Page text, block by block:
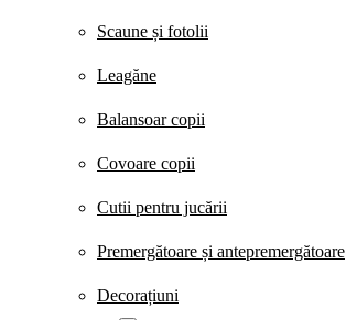
Scaune și fotolii
Leagăne
Balansoar copii
Covoare copii
Cutii pentru jucării
Premergătoare și antepremergătoare
Decorațiuni